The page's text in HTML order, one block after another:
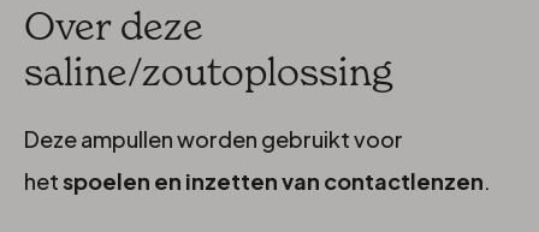
Over deze
saline/zoutoplossing
Deze ampullen worden gebruikt voor
hetspoelen en inzetten van contactlenzen.